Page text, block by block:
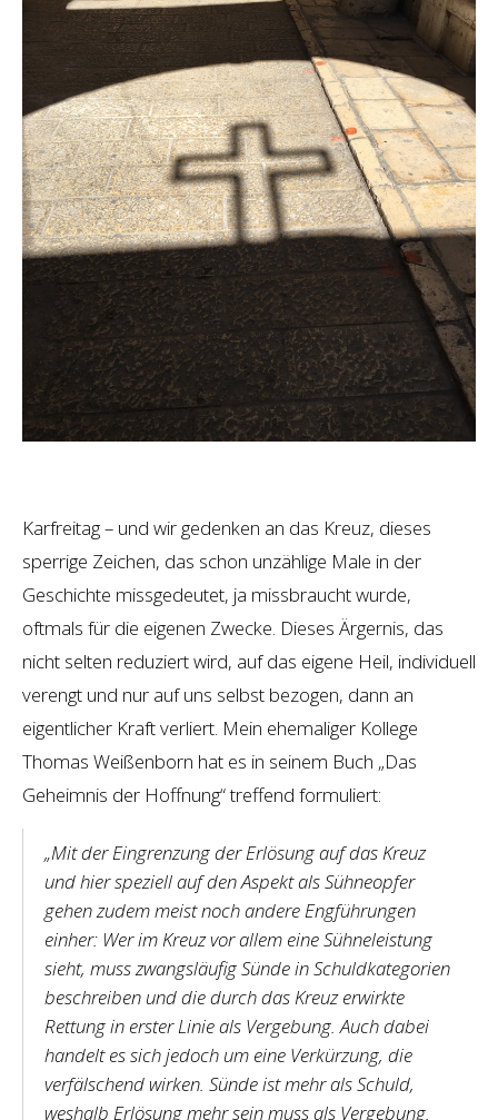
Karfreitag – und wir gedenken an das Kreuz, dieses
sperrige Zeichen, das schon unzählige Male in der
Geschichte missgedeutet, ja missbraucht wurde,
oftmals für die eigenen Zwecke. Dieses Ärgernis, das
nicht selten reduziert wird, auf das eigene Heil, individuell
verengt und nur auf uns selbst bezogen, dann an
eigentlicher Kraft verliert. Mein ehemaliger Kollege
Thomas Weißenborn hat es in seinem Buch „Das
Geheimnis der Hoffnung“ treffend formuliert:
„Mit der Eingrenzung der Erlösung auf das Kreuz
und hier speziell auf den Aspekt als Sühneopfer
gehen zudem meist noch andere Engführungen
einher: Wer im Kreuz vor allem eine Sühneleistung
sieht, muss zwangsläufig Sünde in Schuldkategorien
beschreiben und die durch das Kreuz erwirkte
Rettung in erster Linie als Vergebung. Auch dabei
handelt es sich jedoch um eine Verkürzung, die
verfälschend wirken. Sünde ist mehr als Schuld,
weshalb Erlösung mehr sein muss als Vergebung.